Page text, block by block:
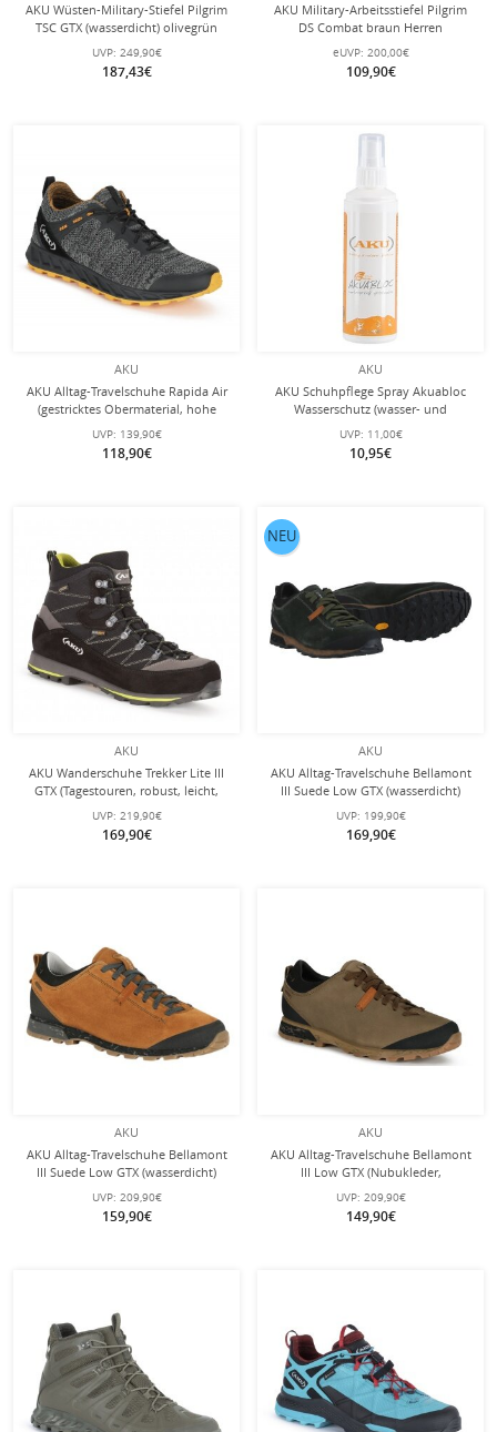
AKU Wüsten-Military-Stiefel Pilgrim
TSC GTX (wasserdicht) olivegrün
Herren
UVP: 249,90€
187,43€
AKU Military-Arbeitsstiefel Pilgrim
DS Combat braun Herren
eUVP: 200,00€
109,90€
AKU
AKU Alltag-Travelschuhe Rapida Air
(gestricktes Obermaterial, hohe
Atmungsaktivität) schwarz Herren
UVP: 139,90€
118,90€
AKU
AKU Schuhpflege Spray Akuabloc
Wasserschutz (wasser- und
ölabweisend) - 1 Dose 100ml -
UVP: 11,00€
10,95€
AKU
AKU Wanderschuhe Trekker Lite III
GTX (Tagestouren, robust, leicht,
Komfort) schwarz/grün Herren
UVP: 219,90€
169,90€
AKU
AKU Alltag-Travelschuhe Bellamont
III Suede Low GTX (wasserdicht)
dunkelgrün/beige Herren
UVP: 199,90€
169,90€
NEU
AKU
AKU Alltag-Travelschuhe Bellamont
III Suede Low GTX (wasserdicht)
ruystbraun/grau Herren
UVP: 209,90€
159,90€
AKU
AKU Alltag-Travelschuhe Bellamont
III Low GTX (Nubukleder,
wasserdicht) 2024 beigebraun
Herren
UVP: 209,90€
149,90€